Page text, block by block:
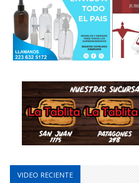
VIDEO RECIENTE